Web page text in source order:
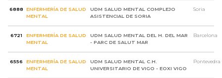
6888
ENFERMERÍA DE SALUD
MENTAL
UDM SALUD MENTAL COMPLEJO
ASISTENCIAL DE SORIA
Soria
6721
ENFERMERÍA DE SALUD
MENTAL
UDM SALUD MENTAL DEL H. DEL MAR
- PARC DE SALUT MAR
Barcelona
6556
ENFERMERÍA DE SALUD
MENTAL
UDM SALUD MENTAL C.H.
UNIVERSITARIO DE VIGO - EOXI VIGO
Pontevedra